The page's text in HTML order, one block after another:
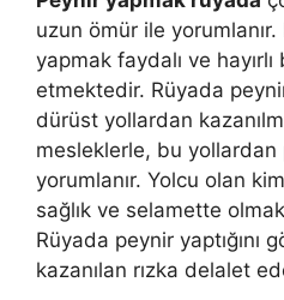
uzun ömür ile yorumlanır.
yapmak faydalı ve
etmektedir. Rüyada
dürüst yollardan
mesleklerle, bu
yorumlanır. Yolcu olan
sağlık ve selamette
Rüyada peynir yaptığını
kazanılan rızka delalet